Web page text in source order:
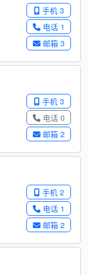
手机 3
电话 1
邮箱 3
手机 3
电话 0
邮箱 2
手机 2
电话 1
邮箱 2